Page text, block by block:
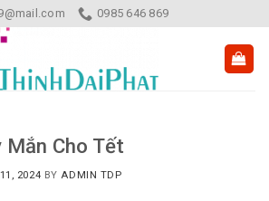
0985 646 869
Mắn Cho Tết
2024 BYADMIN TDP